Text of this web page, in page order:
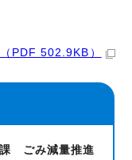
PDF 502.9KB）
ごみ減量推進